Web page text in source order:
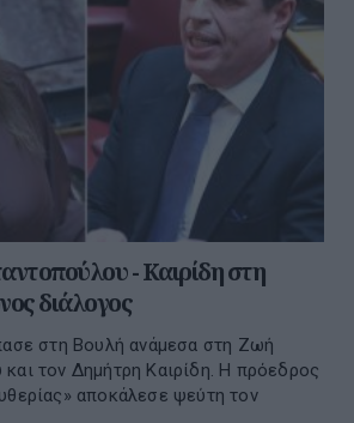
- Καιρίδη στη
διάλογος
στη Βουλή ανάμεσα στη Ζωή
τον Δημήτρη Καιρίδη. Η πρόεδρος
αποκάλεσε ψεύτη τον